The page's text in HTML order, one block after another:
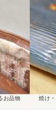
お品物 焼け